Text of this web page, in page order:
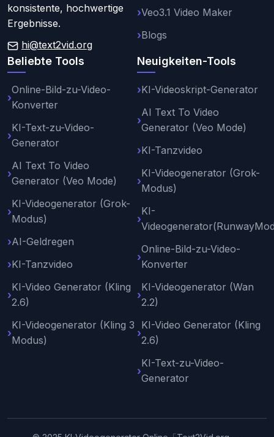
konsistente, hochwertige
Ergebnisse.
hi@text2vid.org
Veo3.1 Video Maker
Blogs
Beliebte Tools
Online-Bild-zu-Video-
Konverter
KI-Text-zu-Video-
Generator
AI Text To Video
Generator (Veo Mode)
KI-Videogenerator (Grok-
Modus)
AI-Geldregen
KI-Tanzvideo
KI-Video Generator (Kling
2.6)
KI-Videogenerator (Kling 3
Modus)
Neuigkeiten-Tools
KI-Videoskript-Generator
AI Text To Video
Generator (Veo Mode)
KI-Tanzvideo
KI-Videogenerator (Grok-
Modus)
KI-
Online-Bild-zu-Video-
Konverter
KI-Videogenerator (Wan
2.2)
KI-Video Generator (Kling
2.6)
KI-Text-zu-Video-
Generator